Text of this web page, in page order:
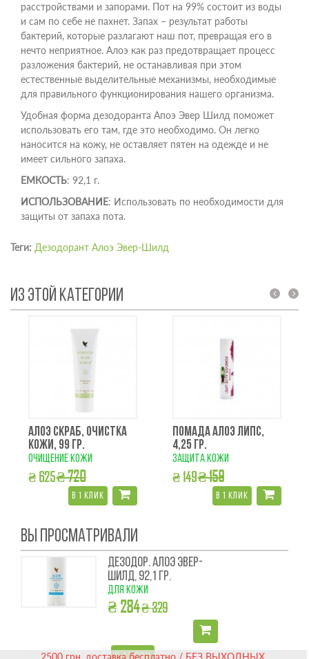
расстройствами и запорами. Пот на 99% состоит из воды
и сам по себе не пахнет. Запах – результат работы
бактерий, которые разлагают наш пот, превращая его в
нечто неприятное. Алоэ как раз предотвращает процесс
разложения бактерий, не останавливая при этом
естественные выделительные механизмы, необходимые
для правильного функционирования нашего организма.
Удобная форма дезодоранта Апоэ Эвер Шилд поможет
использовать его там, где это необходимо. Он легко
наносится на кожу, не оставляет пятен на одежде и не
имеет сильного запаха.
ЕМКОСТЬ: 92,1 г.
ИСПОЛЬЗОВАНИЕ: Использовать по необходимости для
защиты от запаха пота.
Теги: Дезодорант Алоэ Эвер-Шилд
ИЗ ЭТОЙ КАТЕГОРИИ
АЛОЭ СКРАБ, ОЧИСТКА
КОЖИ, 99 ГР.
очищение кожи
₴ 625₴ 720
в 1 клик
ПОМАДА АЛОЭ ЛИПС,
4,25 ГР.
защита кожи
₴ 149₴ 159
в 1 клик
prev next
ВЫ ПРОСМАТРИВАЛИ
ДЕЗОДОР. АЛОЭ ЭВЕР-
ШИЛД, 92,1 ГР.
для кожи
₴ 284₴ 329
2500 грн. доставка бесплатно / БЕЗ ВЫХОДНЫХ